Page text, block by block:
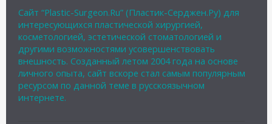
Сайт “Plastic-Surgeon.Ru” (Пластик-Серджен.Ру) для
интересующихся пластической хирургией,
косметологией, эстетической стоматологией и
другими возможностями усовершенствовать
внешность. Созданный летом 2004 года на основе
личного опыта, сайт вскоре стал самым популярным
ресурсом по данной теме в русскоязычном
интернете.